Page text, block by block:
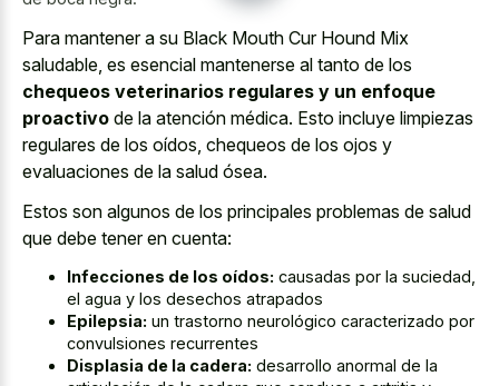
Para mantener a su Black Mouth Cur Hound Mix
saludable, es esencial mantenerse al tanto de los
chequeos veterinarios regulares y un enfoque
proactivo de la atención médica. Esto incluye limpiezas
regulares de los oídos, chequeos de los ojos y
evaluaciones de la salud ósea.
Estos son algunos de los principales problemas de salud
que debe tener en cuenta:
Infecciones de los oídos: causadas por la suciedad,
el agua y los desechos atrapados
Epilepsia: un trastorno neurológico caracterizado por
convulsiones recurrentes
Displasia de la cadera: desarrollo anormal de la